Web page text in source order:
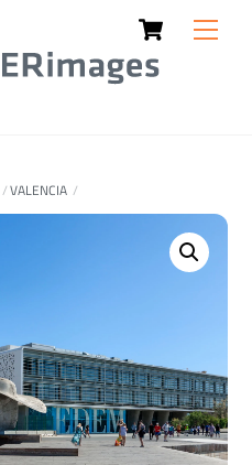
Cart
VALENCIA